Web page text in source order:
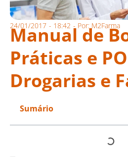
24/01/2017 - 18:42 - Por: M2Farma
Manual de
Práticas e
Drogarias e
Sumário